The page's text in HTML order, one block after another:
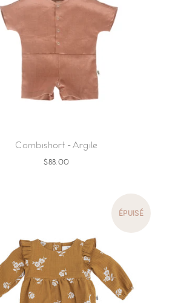
Combishort - Argile
$88.00
ÉPUISÉ